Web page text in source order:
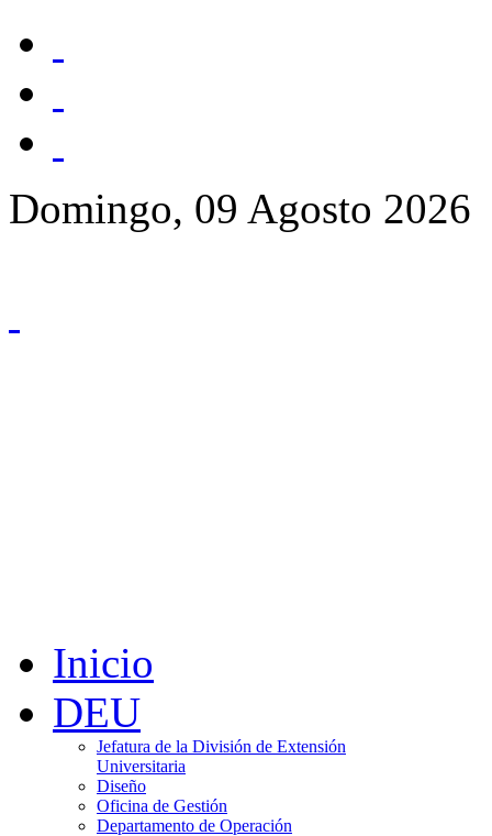
Domingo, 09 Agosto 2026
Inicio
DEU
Jefatura de la División de Extensión
Universitaria
Diseño
Oficina de Gestión
Departamento de Operación